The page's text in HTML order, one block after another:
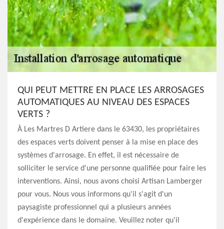
QUI PEUT METTRE EN PLACE LES ARROSAGES
AUTOMATIQUES AU NIVEAU DES ESPACES
VERTS ?
À Les Martres D Artiere dans le 63430, les propriétaires
des espaces verts doivent penser à la mise en place des
systèmes d'arrosage. En effet, il est nécessaire de
solliciter le service d'une personne qualifiée pour faire les
interventions. Ainsi, nous avons choisi Artisan Lamberger
pour vous. Nous vous informons qu'il s'agit d'un
paysagiste professionnel qui a plusieurs années
d'expérience dans le domaine. Veuillez noter qu'il